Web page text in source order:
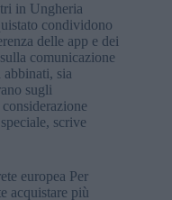
in Ungheria
condividono
delle app e dei
comunicazione
abbinati, sia
sugli
scrive
europea Per
acquistare più